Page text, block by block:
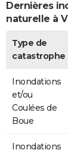
Dernières
naturelle à
Type de
catastrophe
Inondations
et/ou
Coulées de
Boue
Inondations